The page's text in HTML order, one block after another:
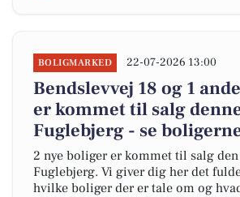
BOLIGMARKED 22-07-2026 13:00
Bendslevvej 18 og 1
er kommet til salg
Fuglebjerg - se
2 nye boliger er kommet til salg den
Fuglebjerg. Vi giver dig her det
hvilke boliger der er tale om og